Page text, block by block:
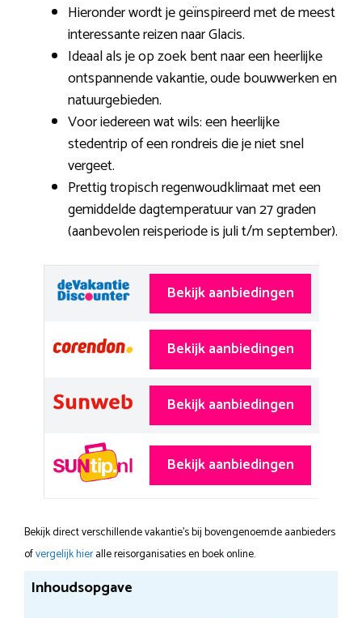
Hieronder wordt je geïnspireerd met de meest
interessante reizen naar Glacis.
Ideaal als je op zoek bent naar een heerlijke
ontspannende vakantie, oude bouwwerken en
natuurgebieden.
Voor iedereen wat wils: een heerlijke
stedentrip of een rondreis die je niet snel
vergeet.
Prettig tropisch regenwoudklimaat met een
gemiddelde dagtemperatuur van 27 graden
(aanbevolen reisperiode is juli t/m september).
Bekijk aanbiedingen
Bekijk aanbiedingen
Bekijk aanbiedingen
Bekijk aanbiedingen
Bekijk direct verschillende vakantie's bij bovengenoemde aanbieders
ofvergelijk hieralle reisorganisaties en boek online.
Inhoudsopgave